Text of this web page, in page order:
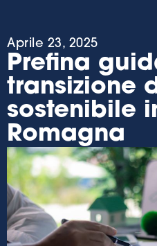
Aprile 23, 2025
Prefina
transizione
sostenibile
Romagna